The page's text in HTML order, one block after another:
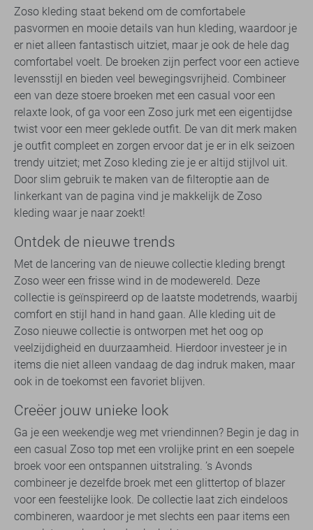
Zoso kleding staat bekend om de comfortabele
pasvormen en mooie details van hun kleding, waardoor je
er niet alleen fantastisch uitziet, maar je ook de hele dag
comfortabel voelt. De broeken zijn perfect voor een actieve
levensstijl en bieden veel bewegingsvrijheid. Combineer
een van deze stoere broeken met een casual voor een
relaxte look, of ga voor een Zoso jurk met een eigentijdse
twist voor een meer geklede outfit. De van dit merk maken
je outfit compleet en zorgen ervoor dat je er in elk seizoen
trendy uitziet; met Zoso kleding zie je er altijd stijlvol uit.
Door slim gebruik te maken van de filteroptie aan de
linkerkant van de pagina vind je makkelijk de Zoso
kleding waar je naar zoekt!
Ontdek de nieuwe trends
Met de lancering van de nieuwe collectie kleding brengt
Zoso weer een frisse wind in de modewereld. Deze
collectie is geïnspireerd op de laatste modetrends, waarbij
comfort en stijl hand in hand gaan. Alle kleding uit de
Zoso nieuwe collectie is ontworpen met het oog op
veelzijdigheid en duurzaamheid. Hierdoor investeer je in
items die niet alleen vandaag de dag indruk maken, maar
ook in de toekomst een favoriet blijven.
Creëer jouw unieke look
Ga je een weekendje weg met vriendinnen? Begin je dag in
een casual Zoso top met een vrolijke print en een soepele
broek voor een ontspannen uitstraling. ’s Avonds
combineer je dezelfde broek met een glittertop of blazer
voor een feestelijke look. De collectie laat zich eindeloos
combineren, waardoor je met slechts een paar items een